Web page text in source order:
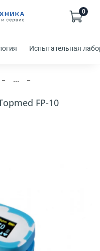
0
Испытательная
...
FP-10